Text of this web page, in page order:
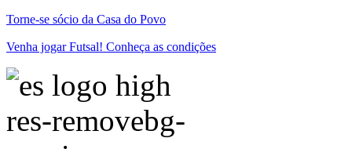
Torne-se sócio da Casa do Povo
Venha jogar Futsal! Conheça as condições